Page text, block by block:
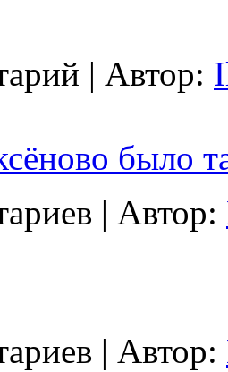
| Автор:
было
| Автор:
| Автор: